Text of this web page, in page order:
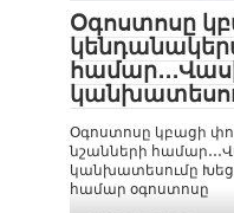
Օգոստոսը
Օգոստոսը կբացի
նշանների
կանխատեսումը
համար օգոստոսը